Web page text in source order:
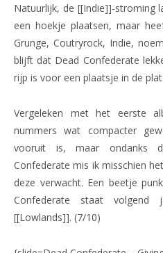
Natuurlijk, de [[Indie]]-stroming
een hoekje plaatsen, maar
Grunge, Coutryrock, Indie,
blijft dat Dead Confederate
rijp is voor een plaatsje in de
Vergeleken met het eerste
nummers wat compacter
vooruit is, maar ondanks
Confederate mis ik misschien
deze verwacht. Een beetje
Confederate staat volgend
[[Lowlands]]. (7/10)